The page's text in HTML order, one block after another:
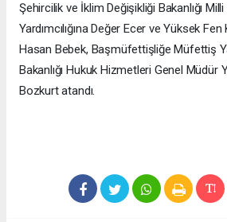
Şehircilik ve İklim Değişikliği Bakanlığı
Yardımcılığına Değer Ecer ve Yüksek
Hasan Bebek, Başmüfettişliğe Müfettiş
Bakanlığı Hukuk Hizmetleri Genel Müdür
Bozkurt atandı.